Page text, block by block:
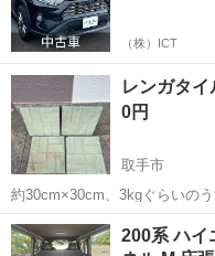
（株）ICT
レンガタ
0円
取手市
約30cm×30cm、3kgぐらいの
けたところがありますが不要
先にお譲りします。
茨城 取手市 その他
200系 ハイ